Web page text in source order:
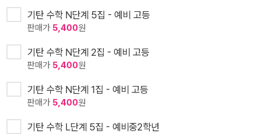
기탄 수학 N단계 5집 - 예비 고등
판매가 5,400원
기탄 수학 N단계 2집 - 예비 고등
판매가 5,400원
기탄 수학 N단계 1집 - 예비 고등
판매가 5,400원
기탄 수학 L단계 5집 - 예비중2학년